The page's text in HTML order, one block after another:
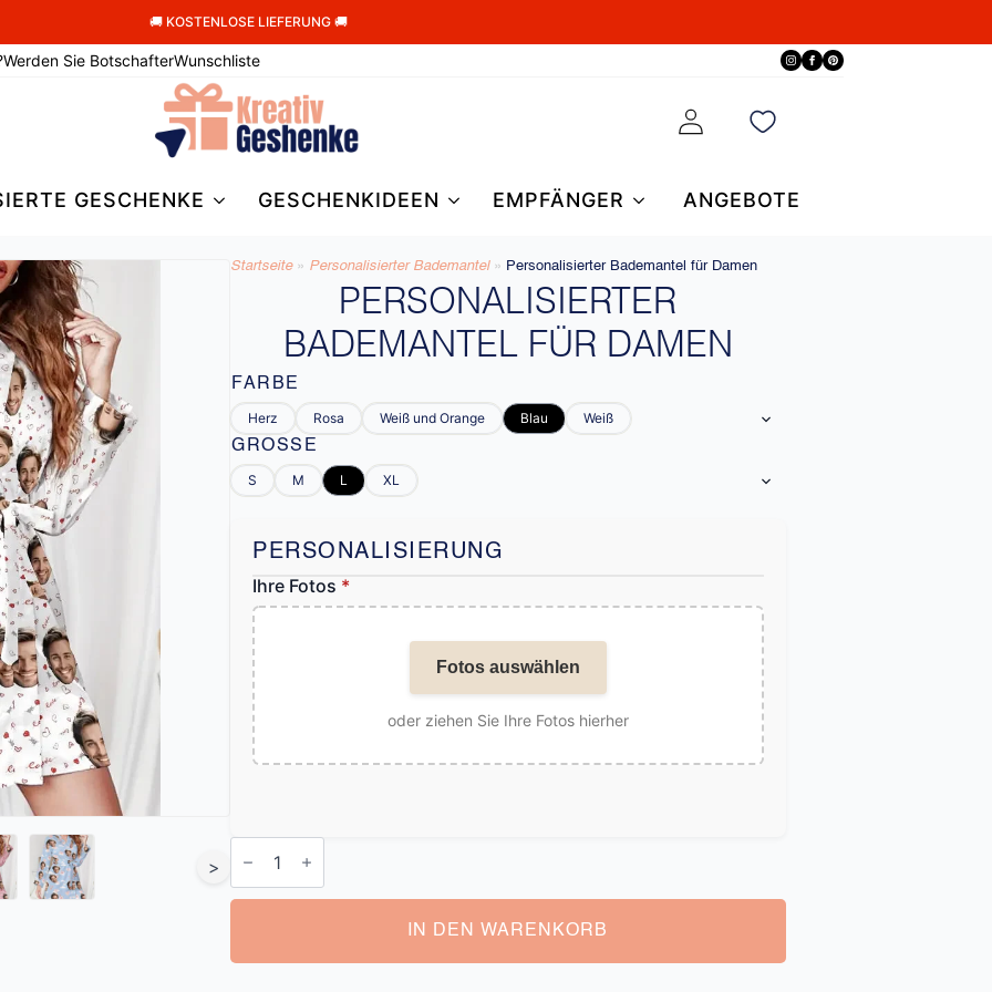
🚚 KOSTENLOSE LIEFERUNG 🚚
Werden Sie BotschafterWunschliste
GESCHENKE GESCHENKIDEEN EMPFÄNGER ANGEBOTE
>
Startseite » Personalisierter Bademantel » Personalisierter Bademantel für Damen
PERSONALISIERTER
BADEMANTEL FÜR DAMEN
FARBE
Herz Rosa Weiß und Orange Blau Weiß
GRÖSSE
S M L XL
PERSONALISIERUNG
Ihre Fotos *
Fotos auswählen
oder ziehen Sie Ihre Fotos hierher
Personalisierter
Bademantel
Damen
IN DEN WARENKORB